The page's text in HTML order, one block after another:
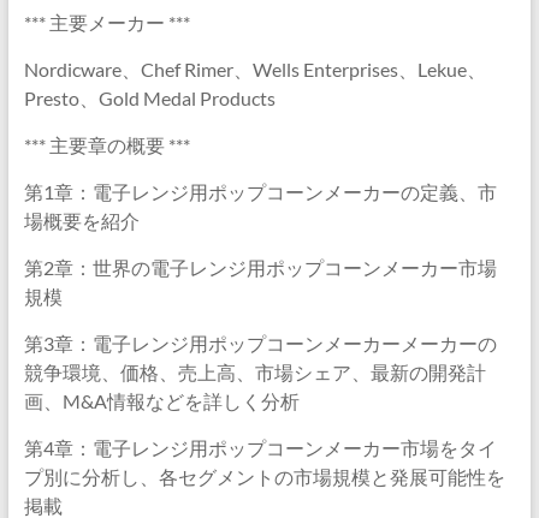
*** 主要メーカー ***
Nordicware、Chef Rimer、Wells Enterprises、Lekue、
Presto、Gold Medal Products
*** 主要章の概要 ***
第1章：電子レンジ用ポップコーンメーカーの定義、市
場概要を紹介
第2章：世界の電子レンジ用ポップコーンメーカー市場
規模
第3章：電子レンジ用ポップコーンメーカーメーカーの
競争環境、価格、売上高、市場シェア、最新の開発計
画、M&A情報などを詳しく分析
第4章：電子レンジ用ポップコーンメーカー市場をタイ
プ別に分析し、各セグメントの市場規模と発展可能性を
掲載